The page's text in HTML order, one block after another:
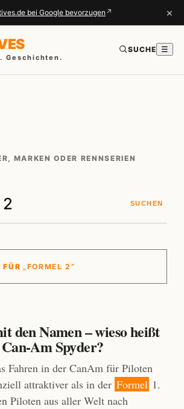
bei Google bevorzugen ↗ ×
Geschichten.
SUCHE ☰
MARKEN ODER RENNSERIEN
SUCHEN
FÜR „FORMEL 2“
den Namen – wieso heißt
Am Spyder?
Fahren in der CanAm für Piloten
attraktiver als in der Formel 1.
Piloten aus aller Welt nach